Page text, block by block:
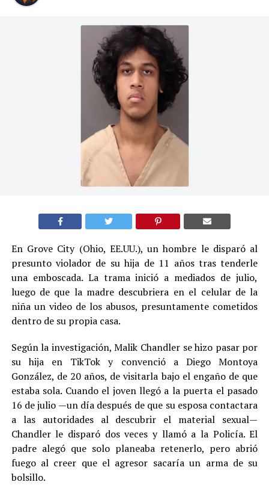
En Grove City (Ohio, EE.UU.), un hombre le disparó al
presunto violador de su hija de 11 años tras tenderle
una emboscada. La trama inició a mediados de julio,
luego de que la madre descubriera en el celular de la
niña un video de los abusos, presuntamente cometidos
dentro de su propia casa.
Según la investigación, Malik Chandler se hizo pasar por
su hija en TikTok y convenció a Diego Montoya
González, de 20 años, de visitarla bajo el engaño de que
estaba sola. Cuando el joven llegó a la puerta el pasado
16 de julio —un día después de que su esposa contactara
a las autoridades al descubrir el material sexual—
Chandler le disparó dos veces y llamó a la Policía. El
padre alegó que solo planeaba retenerlo, pero abrió
fuego al creer que el agresor sacaría un arma de su
bolsillo.